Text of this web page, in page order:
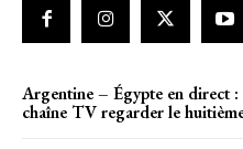
Argentine – Égypte en direct :
chaîne TV regarder le